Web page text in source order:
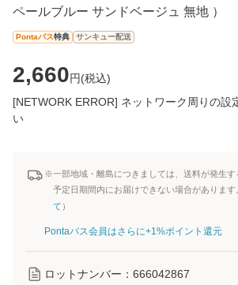
ペールブルー サンドベージュ 無地 ）
Pontaパス特典 サンキュー配送
2,660円(税込)
[NETWORK ERROR] ネットワーク周りの設
い
※一部地域・離島につきましては、送料が発生す
予定日期間内にお届けできない場合があります
て ）
Pontaパス会員はさらに+1%ポイント還元
ロットナンバー： 666042867